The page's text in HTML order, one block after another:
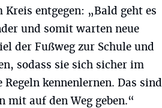
entgegen: „Bald geht es
und somit warten neue
der Fußweg zur Schule und
sodass sie sich sicher im
kennenlernen. Das sind
auf den Weg geben.“